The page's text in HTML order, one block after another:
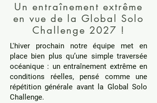
Un entraînement extrême
en vue de la Global Solo
Challenge 2027 !
L'hiver prochain notre équipe met en
place bien plus qu’une simple traversée
océanique : un entraînement extrême en
conditions réelles, pensé comme une
répétition générale avant la Global Solo
Challenge.